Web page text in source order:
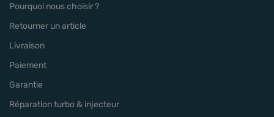
Pourquoi nous choisir ?
Retourner un article
Livraison
Paiement
Garantie
Réparation turbo & injecteur